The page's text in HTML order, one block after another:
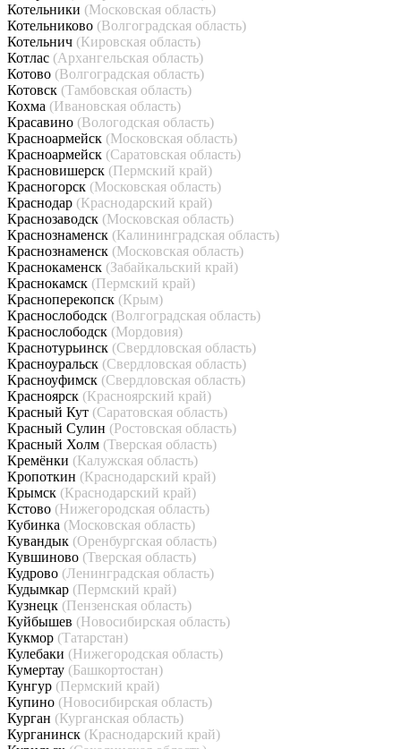
Котельники (Московская область)
Котельниково (Волгоградская область)
Котельнич (Кировская область)
Котлас (Архангельская область)
Котово (Волгоградская область)
Котовск (Тамбовская область)
Кохма (Ивановская область)
Красавино (Вологодская область)
Красноармейск (Московская область)
Красноармейск (Саратовская область)
Красновишерск (Пермский край)
Красногорск (Московская область)
Краснодар (Краснодарский край)
Краснозаводск (Московская область)
Краснознаменск (Калининградская область)
Краснознаменск (Московская область)
Краснокаменск (Забайкальский край)
Краснокамск (Пермский край)
Красноперекопск (Крым)
Краснослободск (Волгоградская область)
Краснослободск (Мордовия)
Краснотурьинск (Свердловская область)
Красноуральск (Свердловская область)
Красноуфимск (Свердловская область)
Красноярск (Красноярский край)
Красный Кут (Саратовская область)
Красный Сулин (Ростовская область)
Красный Холм (Тверская область)
Кремёнки (Калужская область)
Кропоткин (Краснодарский край)
Крымск (Краснодарский край)
Кстово (Нижегородская область)
Кубинка (Московская область)
Кувандык (Оренбургская область)
Кувшиново (Тверская область)
Кудрово (Ленинградская область)
Кудымкар (Пермский край)
Кузнецк (Пензенская область)
Куйбышев (Новосибирская область)
Кукмор (Татарстан)
Кулебаки (Нижегородская область)
Кумертау (Башкортостан)
Кунгур (Пермский край)
Купино (Новосибирская область)
Курган (Курганская область)
Курганинск (Краснодарский край)